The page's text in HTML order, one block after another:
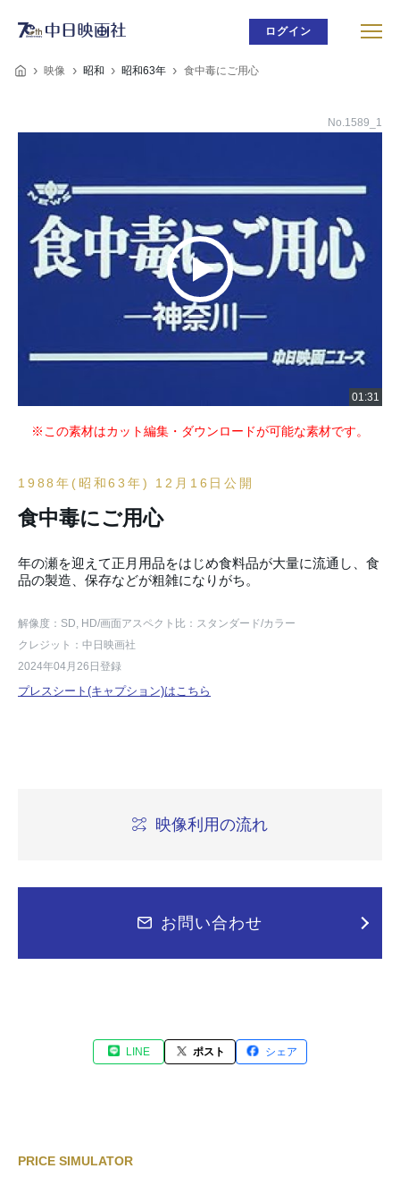
ログイン
映像 昭和 昭和63年 食中毒にご用心
No.1589_1
※この素材はカット編集・ダウンロードが可能な素材です。
1988年(昭和63年) 12月16日公開
食中毒にご用心
年の瀬を迎えて正月用品をはじめ食料品が大量に流通し、食
品の製造、保存などが粗雑になりがち。
解像度：SD, HD/画面アスペクト比：スタンダード/カラー
クレジット：中日映画社
2024年04月26日登録
プレスシート(キャプション)はこちら
映像利用の流れ
お問い合わせ
LINE ポスト シェア
PRICE SIMULATOR